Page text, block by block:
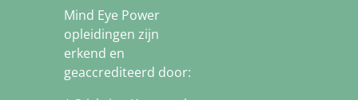
Mind Eye Power
opleidingen zijn
erkend en
geaccrediteerd door: